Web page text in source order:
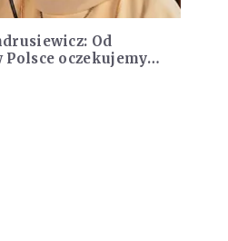
Od
Polsce oczekujemy
i modlitwy